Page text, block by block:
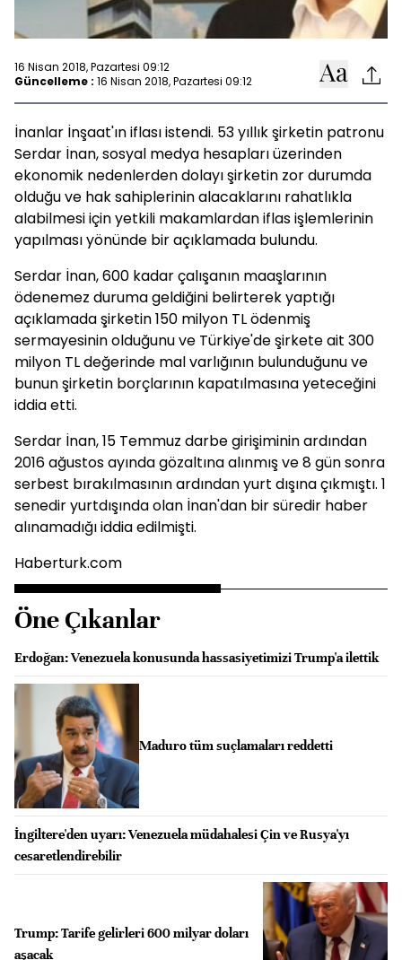
16 Nisan 2018, Pazartesi 09:12
Güncelleme : 16 Nisan 2018, Pazartesi 09:12
İnanlar İnşaat'ın iflası istendi. 53 yıllık şirketin patronu
Serdar İnan, sosyal medya hesapları üzerinden
ekonomik nedenlerden dolayı şirketin zor durumda
olduğu ve hak sahiplerinin alacaklarını rahatlıkla
alabilmesi için yetkili makamlardan iflas işlemlerinin
yapılması yönünde bir açıklamada bulundu.
Serdar İnan, 600 kadar çalışanın maaşlarının
ödenemez duruma geldiğini belirterek yaptığı
açıklamada şirketin 150 milyon TL ödenmiş
sermayesinin olduğunu ve Türkiye'de şirkete ait 300
milyon TL değerinde mal varlığının bulunduğunu ve
bunun şirketin borçlarının kapatılmasına yeteceğini
iddia etti.
Serdar İnan, 15 Temmuz darbe girişiminin ardından
2016 ağustos ayında gözaltına alınmış ve 8 gün sonra
serbest bırakılmasının ardından yurt dışına çıkmıştı. 1
senedir yurtdışında olan İnan'dan bir süredir haber
alınamadığı iddia edilmişti.
Haberturk.com
Öne Çıkanlar
Erdoğan: Venezuela konusunda hassasiyetimizi Trump'a ilettik
Maduro tüm suçlamaları reddetti
İngiltere'den uyarı: Venezuela müdahalesi Çin ve Rusya'yı
cesaretlendirebilir
Trump: Tarife gelirleri 600 milyar doları
aşacak